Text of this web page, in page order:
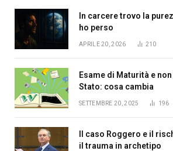
In carcere trovo la
ho perso
APRILE 20, 2026 210
Esame di Maturità e
Stato: cosa cambia
SETTEMBRE 20, 2025 196
Il caso Roggero e il
il trauma in archetipo